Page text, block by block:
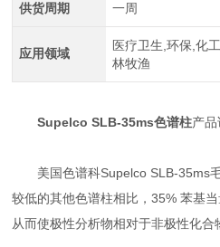
供货周期 一周
应用领域
医疗卫生,环保,化
林牧渔
Supelco SLB-35ms色谱柱产品
美国色谱科Supelco SLB-35ms
较低的其他色谱柱相比，35% 苯基
从而使极性分析物相对于非极性化合